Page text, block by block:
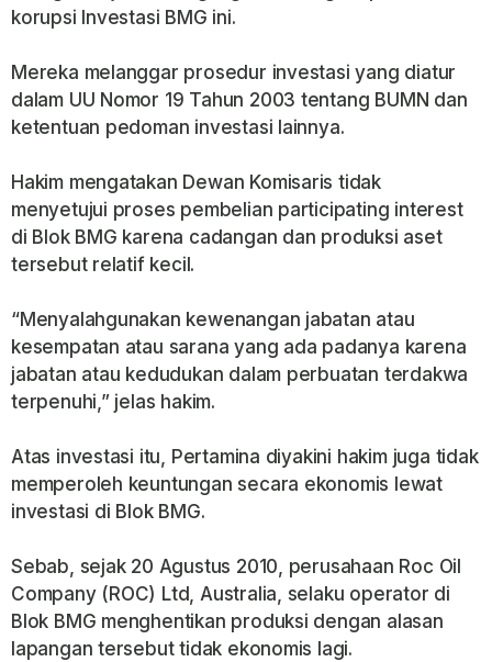
korupsi Investasi BMG ini.
Mereka melanggar prosedur investasi yang diatur
dalam UU Nomor 19 Tahun 2003 tentang BUMN dan
ketentuan pedoman investasi lainnya.
Hakim mengatakan Dewan Komisaris tidak
menyetujui proses pembelian participating interest
di Blok BMG karena cadangan dan produksi aset
tersebut relatif kecil.
“Menyalahgunakan kewenangan jabatan atau
kesempatan atau sarana yang ada padanya karena
jabatan atau kedudukan dalam perbuatan terdakwa
terpenuhi,” jelas hakim.
Atas investasi itu, Pertamina diyakini hakim juga tidak
memperoleh keuntungan secara ekonomis lewat
investasi di Blok BMG.
Sebab, sejak 20 Agustus 2010, perusahaan Roc Oil
Company (ROC) Ltd, Australia, selaku operator di
Blok BMG menghentikan produksi dengan alasan
lapangan tersebut tidak ekonomis lagi.